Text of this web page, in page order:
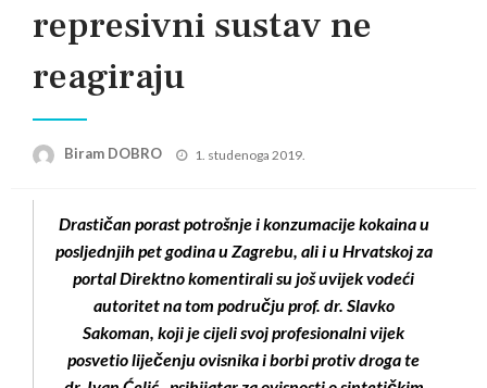
represivni sustav ne
reagiraju
Biram DOBRO
Posted
1. studenoga 2019.
Drastičan porast potrošnje i konzumacije kokaina u
posljednjih pet godina u Zagrebu, ali i u Hrvatskoj za
portal Direktno komentirali su još uvijek vodeći
autoritet na tom području prof. dr. Slavko
Sakoman, koji je cijeli svoj profesionalni vijek
posvetio liječenju ovisnika i borbi protiv droga te